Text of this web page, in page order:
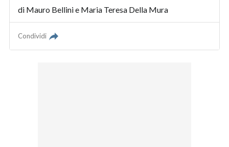
di Mauro Bellinie Maria Teresa Della Mura
Condividi